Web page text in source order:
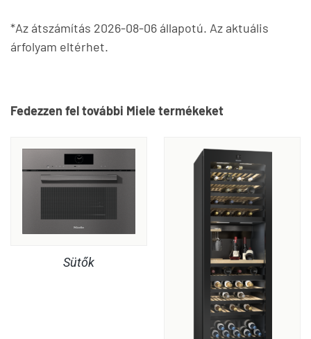
*Az átszámítás 2026-08-06 állapotú. Az aktuális
árfolyam eltérhet.
Fedezzen fel további Miele termékeket
Sütők